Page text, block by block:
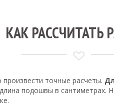
КАК РАССЧИТАТЬ
точные расчеты.
подошвы в